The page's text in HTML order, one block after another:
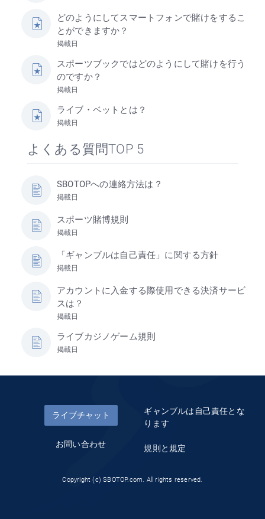
どのようにしてスマートフォンで賭けをするこ
とができますか？
掲載日
スポーツブックではどのようにして賭けを行う
のですか？
掲載日
ライブ・ベットとは？
掲載日
よくある質問TOP 5
SBOTOPへの連絡方法は？
掲載日
スポーツ賭博規則
掲載日
「ギャンブルは自己責任」に関する方針
掲載日
アカウントに入金する際使用できる決済サービ
スは？
掲載日
ライブカジノゲーム規則
掲載日
ライブチャット
お問い合わせ
ギャンブルは自己責任とな
ります
規則と規定
Copyright (c) SBOTOP.com. All rights reserved.